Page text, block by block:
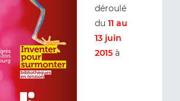
déroulé
du 11 au
13 juin
2015 à